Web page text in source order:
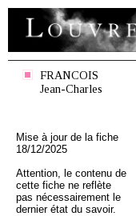
FRANCOIS
Jean-Charles
Mise à jour de la fiche
18/12/2025
Attention, le contenu de
cette fiche ne reflète
pas nécessairement le
dernier état du savoir.